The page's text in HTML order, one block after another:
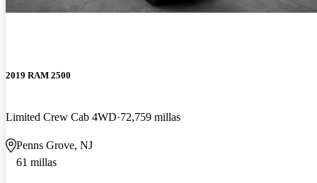
2019 RAM 2500
Limited Crew Cab 4WD 72,759 millas
Penns Grove, NJ
61 millas